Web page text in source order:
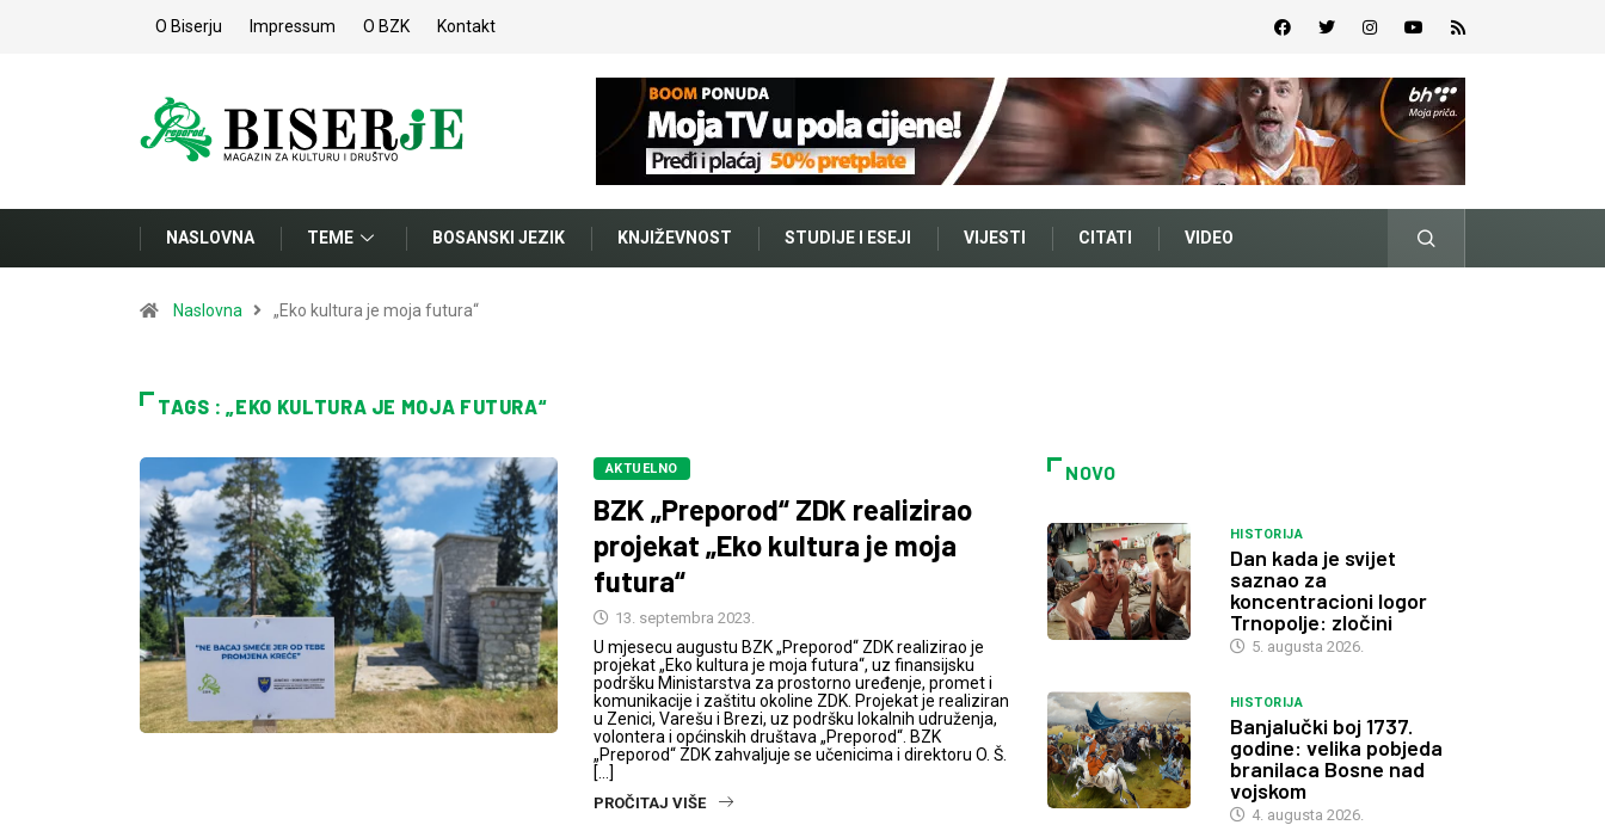
O Biserju Impressum O BZK Kontakt
NASLOVNA TEME BOSANSKI JEZIK KNJIŽEVNOST STUDIJE I ESEJI VIJESTI CITATI VIDEO
Naslovna „Eko kultura je moja futura“
TAGS : „EKO KULTURA JE MOJA FUTURA“
AKTUELNO
BZK „Preporod“ ZDK realizirao
projekat „Eko kultura je moja
futura“
13. septembra 2023.
U mjesecu augustu BZK „Preporod“ ZDK realizirao je
projekat „Eko kultura je moja futura“, uz finansijsku
podršku Ministarstva za prostorno uređenje, promet i
komunikacije i zaštitu okoline ZDK. Projekat je realiziran
u Zenici, Varešu i Brezi, uz podršku lokalnih udruženja,
volontera i općinskih društava „Preporod“. BZK
„Preporod“ ZDK zahvaljuje se učenicima i direktoru O. Š.
[…]
PROČITAJ VIŠE
NOVO
HISTORIJA
Dan kada je svijet
saznao za
koncentracioni logor
Trnopolje: zločini
5. augusta 2026.
HISTORIJA
Banjalučki boj 1737.
godine: velika pobjeda
branilaca Bosne nad
vojskom
4. augusta 2026.